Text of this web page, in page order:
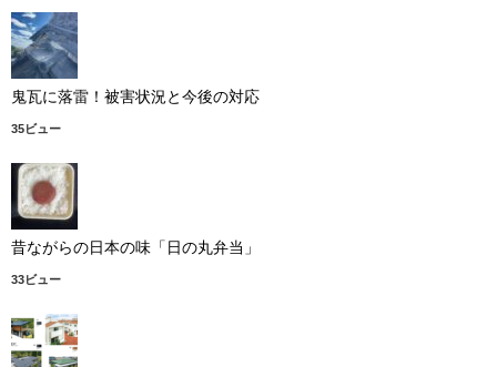
鬼瓦に落雷！被害状況と今後の対応
35ビュー
昔ながらの日本の味「日の丸弁当」
33ビュー